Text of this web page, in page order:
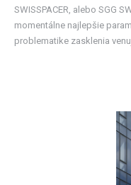
SWISSPACER, alebo SGG
momentálne najlepšie
problematike zasklenia